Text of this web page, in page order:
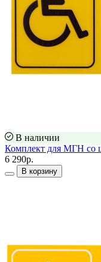
В наличии
Комплект для МГН со
6 290р.
В корзину